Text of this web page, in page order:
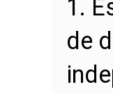
1.
de